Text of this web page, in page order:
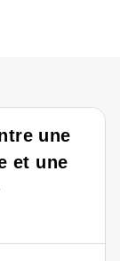
?
une
et une